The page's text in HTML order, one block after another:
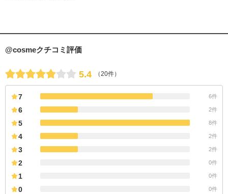
@cosmeクチコミ評価
5.4 （20件）
7 6件
6 2件
5 8件
4 2件
3 2件
2 0件
1 0件
0 0件